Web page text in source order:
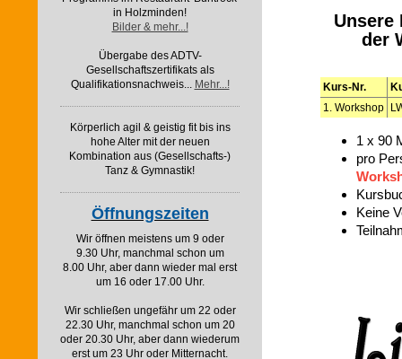
in Holzminden!
Bilder & mehr...!
Übergabe des ADTV-
Gesellschaftszertifikats als
Qualifikationsnachweis... Mehr...!
Körperlich agil & geistig fit bis ins
hohe Alter mit der neuen
Kombination aus (Gesellschafts-)
Tanz & Gymnastik!
Öffnungszeiten
Wir öffnen meistens um 9 oder
9.30 Uhr, manchmal schon um
8.00 Uhr, aber dann wieder mal erst
um 16 oder 17.00 Uhr.
Wir schließen ungefähr um 22 oder
22.30 Uhr, manchmal schon um 20
oder 20.30 Uhr, aber dann wiederum
erst um 23 Uhr oder Mitternacht.
Unsere
der
Kurs-Nr.
1. Workshop
1 x 90
pro
Keine